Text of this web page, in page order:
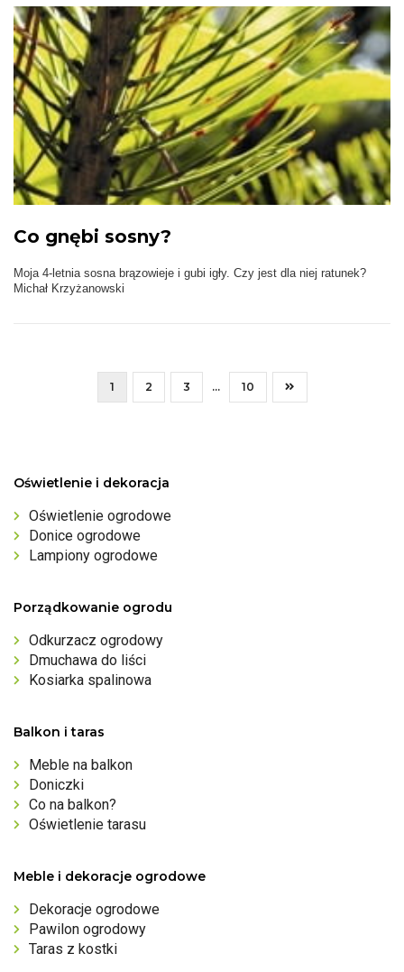
Co gnębi sosny?
Moja 4-letnia sosna brązowieje i gubi igły. Czy jest dla niej ratunek?
Michał Krzyżanowski
1 2 3 ... 10
Oświetlenie i dekoracja
Oświetlenie ogrodowe
Donice ogrodowe
Lampiony ogrodowe
Porządkowanie ogrodu
Odkurzacz ogrodowy
Dmuchawa do liści
Kosiarka spalinowa
Balkon i taras
Meble na balkon
Doniczki
Co na balkon?
Oświetlenie tarasu
Meble i dekoracje ogrodowe
Dekoracje ogrodowe
Pawilon ogrodowy
Taras z kostki